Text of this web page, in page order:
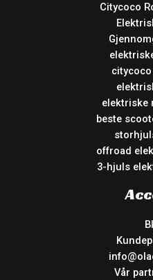
Citycoco
elektriske
beste
offroad
3-hjuls
Vår